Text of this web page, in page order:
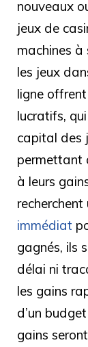
nouveaux
jeux de
machines à
les jeux
ligne
lucratifs,
capital des
permettant
à leurs
recherchent
immédiat
gagnés, ils
délai ni
les gains
d’un
gains